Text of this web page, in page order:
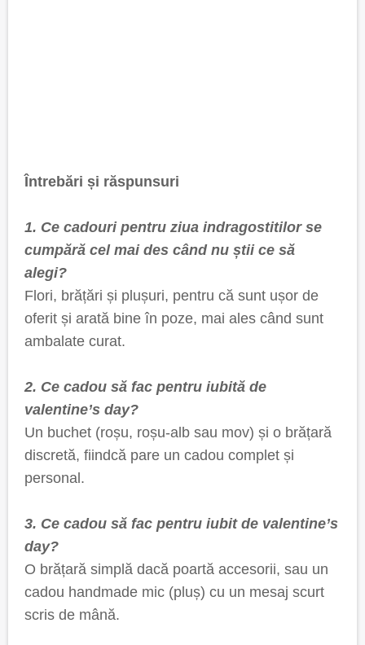
Întrebări și răspunsuri
1. Ce cadouri pentru ziua indragostitilor se
cumpără cel mai des când nu știi ce să
alegi?
Flori, brățări și plușuri, pentru că sunt ușor de
oferit și arată bine în poze, mai ales când sunt
ambalate curat.
2. Ce cadou să fac pentru iubită de
valentine’s day?
Un buchet (roșu, roșu-alb sau mov) și o brățară
discretă, fiindcă pare un cadou complet și
personal.
3. Ce cadou să fac pentru iubit de valentine’s
day?
O brățară simplă dacă poartă accesorii, sau un
cadou handmade mic (pluș) cu un mesaj scurt
scris de mână.